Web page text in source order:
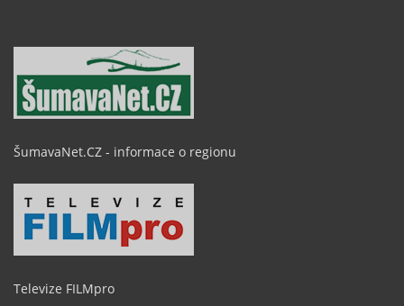
ŠumavaNet.CZ - informace o regionu
Televize FILMpro